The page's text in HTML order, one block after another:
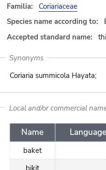
Familia:
Coriariaceae
Species name according to:
Accepted standard name:
Synonyms
Coriaria summicola Hayata;
Local and/or commercial
Name Language
baket
bikit